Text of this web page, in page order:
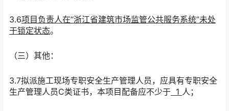
3.6项目负责人在“浙江省建筑市场监管公共服务系统”未处
于锁定状态。
（三）其他：
3.7拟派施工现场专职安全生产管理人员，应具有专职安全
生产管理人员C类证书，本项目配备应不少于 1 人；